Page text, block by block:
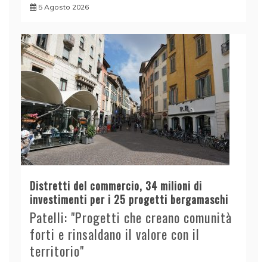
5 Agosto 2026
Distretti del commercio, 34 milioni di
investimenti per i 25 progetti bergamaschi
Patelli: "Progetti che creano comunità
forti e rinsaldano il valore con il
territorio"